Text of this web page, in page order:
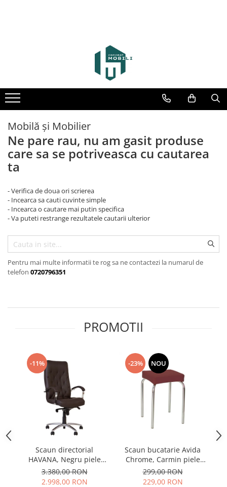
Mobilă și Mobilier
Ne pare rau, nu am gasit produse
care sa se potriveasca cu cautarea
ta
- Verifica de doua ori scrierea
- Incearca sa cauti cuvinte simple
- Incearca o cautare mai putin specifica
- Va puteti restrange rezultatele cautarii ulterior
Pentru mai multe informatii te rog sa ne contactezi la numarul de
telefon 0720796351
PROMOTII
-11%
Scaun directorial
HAVANA, Negru piele
naturala
3.380,00 RON
2.998,00 RON
-23% NOU
Scaun bucatarie Avida
Chrome, Carmin piele
ecologica
299,00 RON
229,00 RON